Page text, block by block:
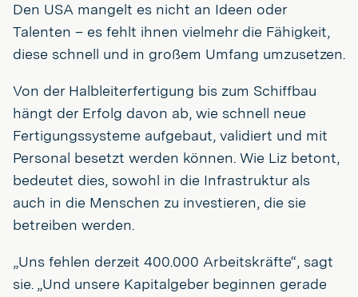
Den USA mangelt es nicht an Ideen oder
Talenten – es fehlt ihnen vielmehr die Fähigkeit,
diese schnell und in großem Umfang umzusetzen.
Von der Halbleiterfertigung bis zum Schiffbau
hängt der Erfolg davon ab, wie schnell neue
Fertigungssysteme aufgebaut, validiert und mit
Personal besetzt werden können. Wie Liz betont,
bedeutet dies, sowohl in die Infrastruktur als
auch in die Menschen zu investieren, die sie
betreiben werden.
„Uns fehlen derzeit 400.000 Arbeitskräfte“, sagt
sie. „Und unsere Kapitalgeber beginnen gerade